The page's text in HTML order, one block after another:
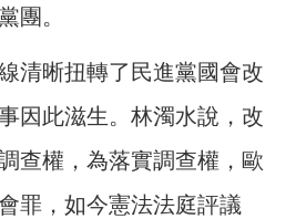
團。
清晰扭轉了民進黨國會改
因此滋生。林濁水說，改
查權，為落實調查權，歐
罪，如今憲法法庭評議